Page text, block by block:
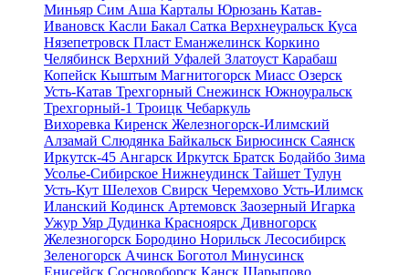
Миньяр Сим Аша Карталы Юрюзань Катав-
Ивановск Касли Бакал Сатка Верхнеуральск Куса
Нязепетровск Пласт Еманжелинск Коркино
Челябинск Верхний Уфалей Златоуст Карабаш
Копейск Кыштым Магнитогорск Миасс Озерск
Усть-Катав Трехгорный Снежинск Южноуральск
Трехгорный-1 Троицк Чебаркуль
Вихоревка Киренск Железногорск-Илимский
Алзамай Слюдянка Байкальск Бирюсинск Саянск
Иркутск-45 Ангарск Иркутск Братск Бодайбо Зима
Усолье-Сибирское Нижнеудинск Тайшет Тулун
Усть-Кут Шелехов Свирск Черемхово Усть-Илимск
Иланский Кодинск Артемовск Заозерный Игарка
Ужур Уяр Дудинка Красноярск Дивногорск
Железногорск Бородино Норильск Лесосибирск
Зеленогорск Ачинск Боготол Минусинск
Енисейск Сосновоборск Канск Шарыпово